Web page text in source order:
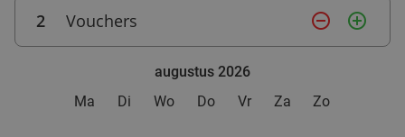
2 Vouchers remove_circle_outline add_circle_outline
augustus 2026
Ma
Di Wo Do Vr Za Zo